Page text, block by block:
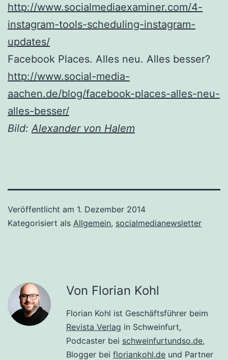
http://www.socialmediaexaminer.com/4-
instagram-tools-scheduling-instagram-
updates/
Facebook Places. Alles neu. Alles besser?
http://www.social-media-
aachen.de/blog/facebook-places-alles-neu-
alles-besser/
Bild:Alexander von Halem
Veröffentlicht am 1. Dezember 2014
Kategorisiert als Allgemein, socialmedianewsletter
Von Florian Kohl
Florian Kohl ist Geschäftsführer beim
Revista Verlag in Schweinfurt,
Podcaster bei schweinfurtundso.de,
Blogger bei floriankohl.de und Partner